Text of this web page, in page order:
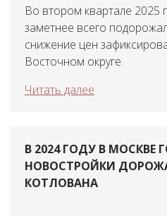
Во втором квартале 2025
заметнее всего
снижение цен
Восточном округе.
Читать далее
В 2024 ГОДУ В МОСКВЕ
НОВОСТРОЙКИ
КОТЛОВАНА